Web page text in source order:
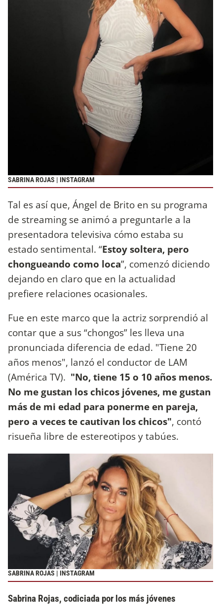
SABRINA ROJAS | INSTAGRAM
Tal es así que, Ángel de Brito en su programa
de streaming se animó a preguntarle a la
presentadora televisiva cómo estaba su
estado sentimental. “Estoy soltera, pero
chongueando como loca”, comenzó diciendo
dejando en claro que en la actualidad
prefiere relaciones ocasionales.
Fue en este marco que la actriz sorprendió al
contar que a sus “chongos” les lleva una
pronunciada diferencia de edad. "Tiene 20
años menos", lanzó el conductor de LAM
(América TV). "No, tiene 15 o 10 años menos.
No me gustan los chicos jóvenes, me gustan
más de mi edad para ponerme en pareja,
pero a veces te cautivan los chicos", contó
risueña libre de estereotipos y tabúes.
SABRINA ROJAS | INSTAGRAM
Sabrina Rojas, codiciada por los más jóvenes